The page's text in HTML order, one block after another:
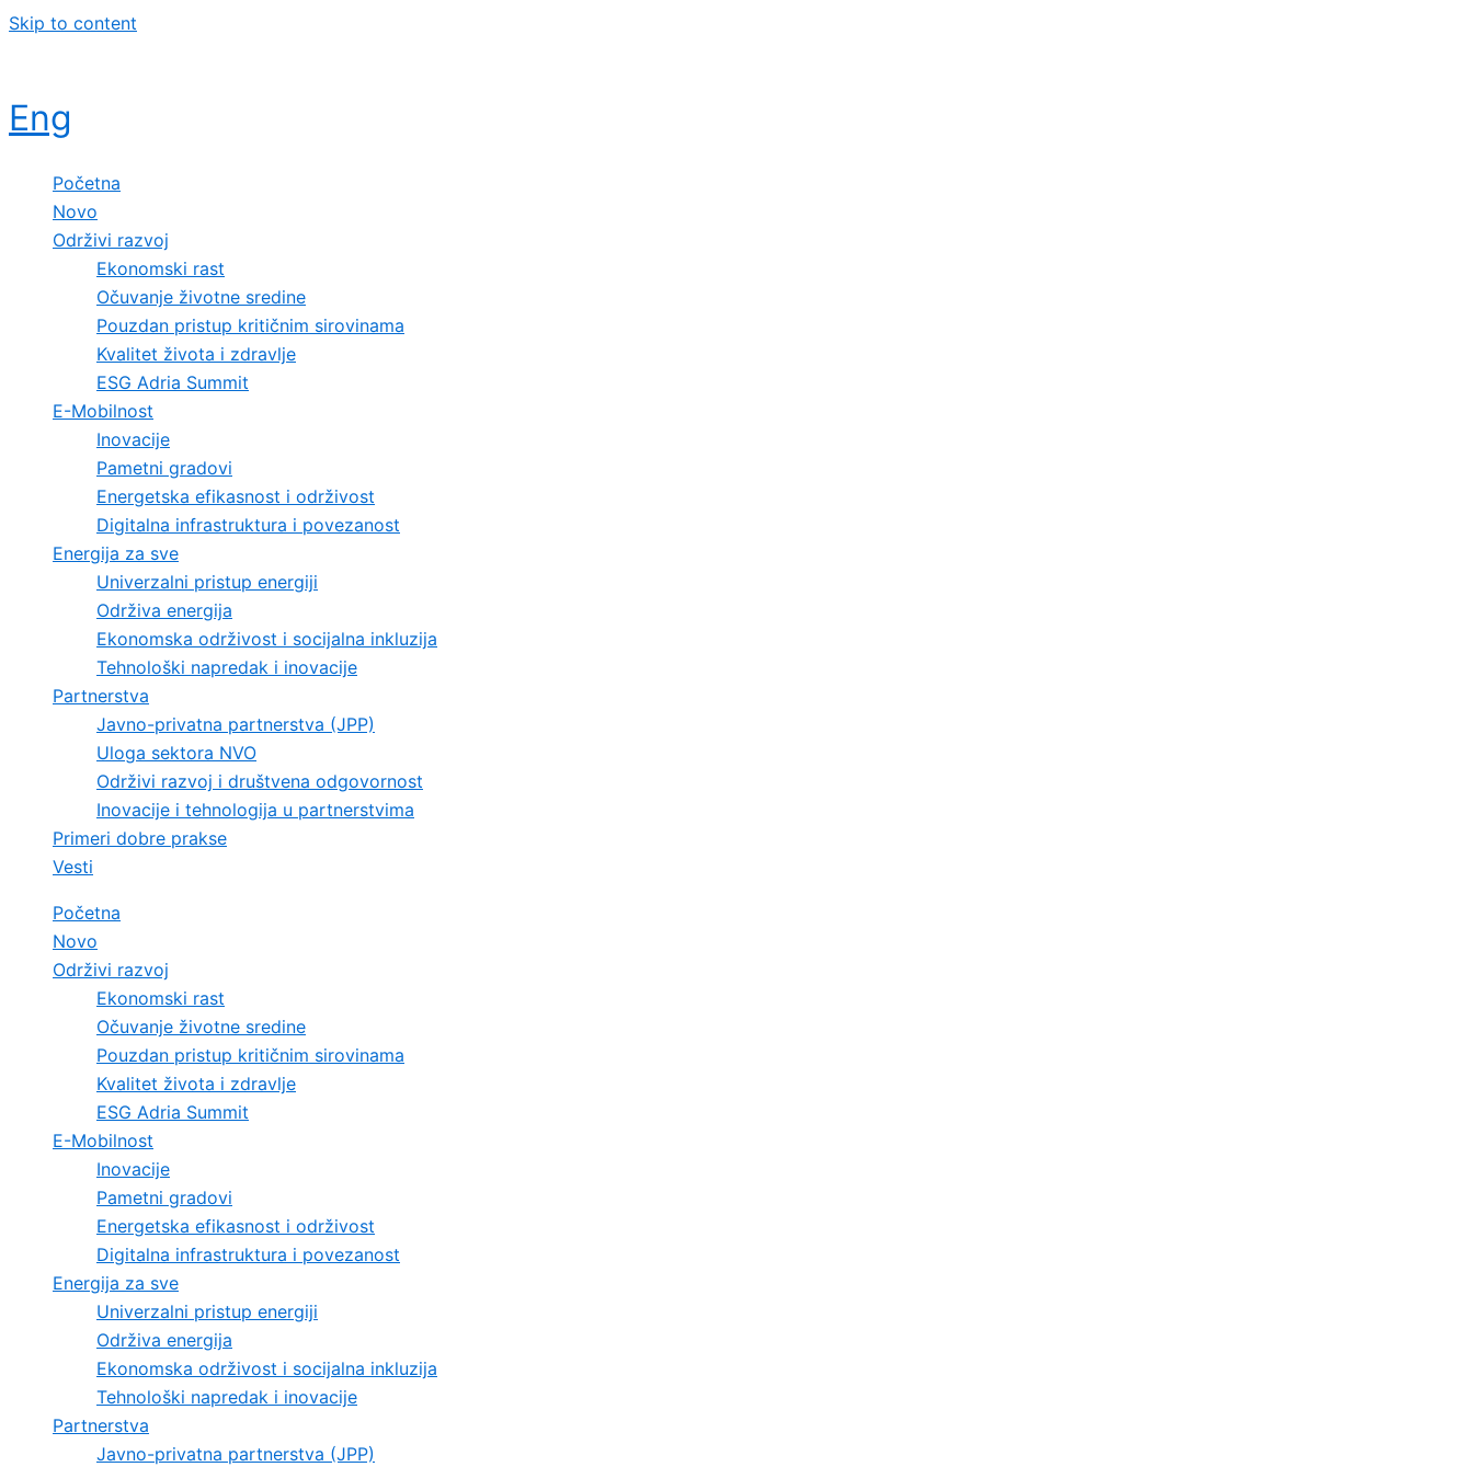
Skip to content
Eng
Početna
Novo
Održivi razvoj
Ekonomski rast
Očuvanje životne sredine
Pouzdan pristup kritičnim sirovinama
Kvalitet života i zdravlje
ESG Adria Summit
E-Mobilnost
Inovacije
Pametni gradovi
Energetska efikasnost i održivost
Digitalna infrastruktura i povezanost
Energija za sve
Univerzalni pristup energiji
Održiva energija
Ekonomska održivost i socijalna inkluzija
Tehnološki napredak i inovacije
Partnerstva
Javno-privatna partnerstva (JPP)
Uloga sektora NVO
Održivi razvoj i društvena odgovornost
Inovacije i tehnologija u partnerstvima
Primeri dobre prakse
Vesti
Početna
Novo
Održivi razvoj
Ekonomski rast
Očuvanje životne sredine
Pouzdan pristup kritičnim sirovinama
Kvalitet života i zdravlje
ESG Adria Summit
E-Mobilnost
Inovacije
Pametni gradovi
Energetska efikasnost i održivost
Digitalna infrastruktura i povezanost
Energija za sve
Univerzalni pristup energiji
Održiva energija
Ekonomska održivost i socijalna inkluzija
Tehnološki napredak i inovacije
Partnerstva
Javno-privatna partnerstva (JPP)